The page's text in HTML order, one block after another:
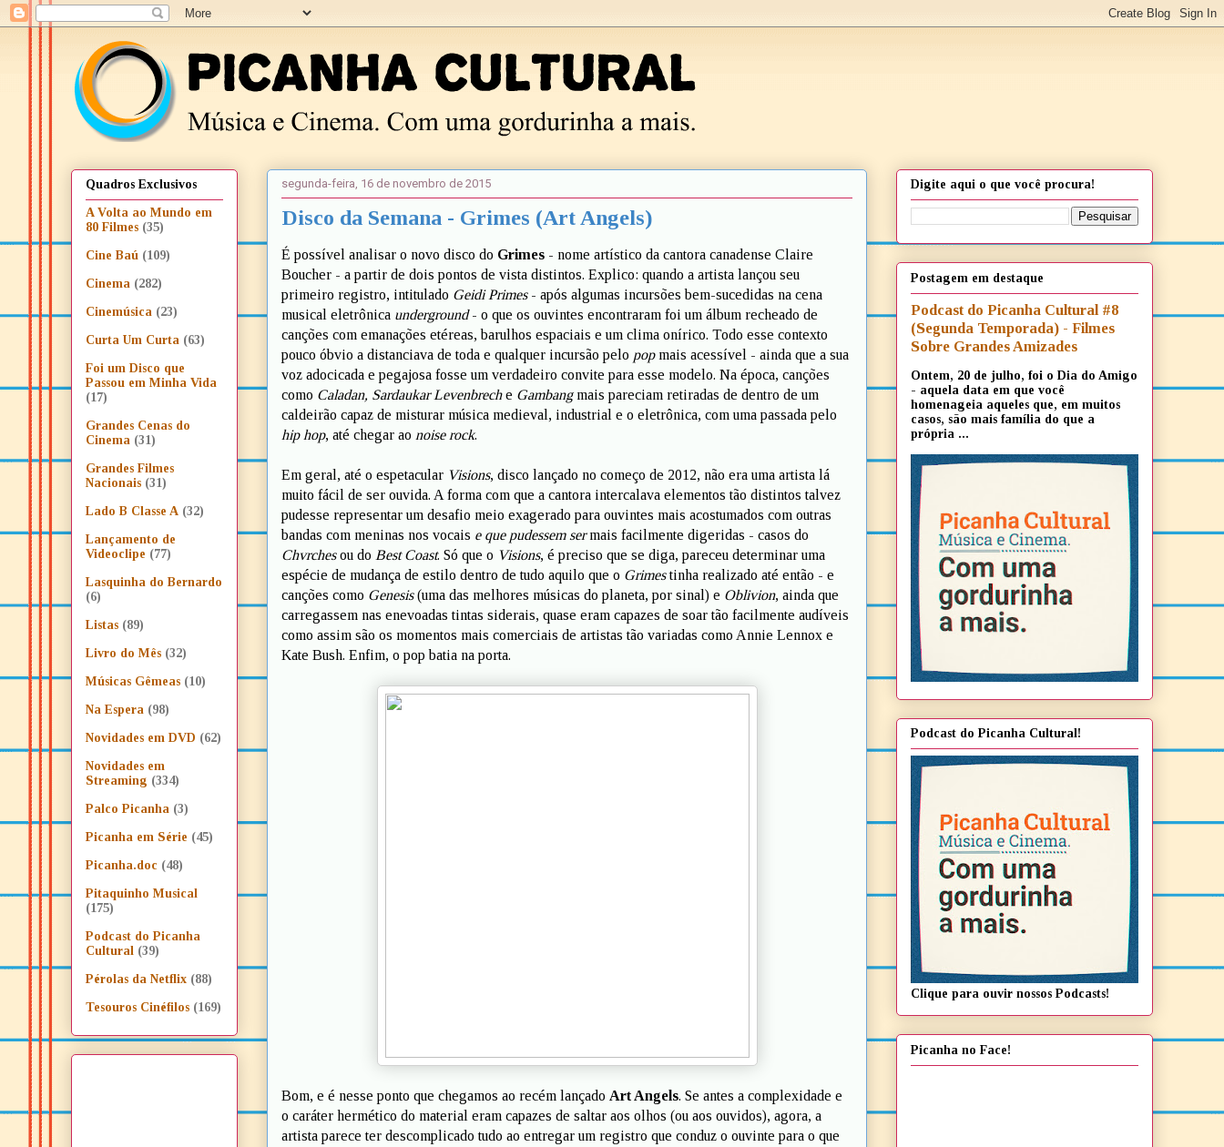
segunda-feira, 16 de novembro de 2015
Disco da Semana - Grimes (Art Angels)
É possível analisar o novo disco do Grimes - nome artístico da cantora canadense Claire
Boucher - a partir de dois pontos de vista distintos. Explico: quando a artista lançou seu
primeiro registro, intitulado Geidi Primes- após algumas incursões bem-sucedidas na cena
musical eletrônica underground- o que os ouvintes encontraram foi um álbum recheado de
canções com emanações etéreas, barulhos espaciais e um clima onírico. Todo esse contexto
pouco óbvio a distanciava de toda e qualquer incursão pelo popmais acessível - ainda que a sua
voz adocicada e pegajosa fosse um verdadeiro convite para esse modelo. Na época, canções
como Caladan, Sardaukar Levenbreche Gambangmais pareciam retiradas de dentro de um
caldeirão capaz de misturar música medieval, industrial e o eletrônica, com uma passada pelo
hip hop, até chegar ao noise rock.
Em geral, até o espetacular Visions, disco lançado no começo de 2012, não era uma artista lá
muito fácil de ser ouvida. A forma com que a cantora intercalava elementos tão distintos talvez
pudesse representar um desafio meio exagerado para ouvintes mais acostumados com outras
bandas com meninas nos vocais e que pudessem sermais facilmente digeridas - casos do
Chvrchesou do Best Coast. Só que o Visions, é preciso que se diga, pareceu determinar uma
espécie de mudança de estilo dentro de tudo aquilo que o Grimestinha realizado até então - e
canções como Genesis(uma das melhores músicas do planeta, por sinal) e Oblivion, ainda que
carregassem nas enevoadas tintas siderais, quase eram capazes de soar tão facilmente audíveis
como assim são os momentos mais comerciais de artistas tão variadas como Annie Lennox e
Kate Bush. Enfim, o pop batia na porta.
Bom, e é nesse ponto que chegamos ao recém lançado Art Angels. Se antes a complexidade e
o caráter hermético do material eram capazes de saltar aos olhos (ou aos ouvidos), agora, a
artista parece ter descomplicado tudo ao entregar um registro que conduz o ouvinte para o que
Quadros Exclusivos
A Volta ao Mundo em
80 Filmes (35)
Cine Baú (109)
Cinema (282)
Cinemúsica (23)
Curta Um Curta (63)
Foi um Disco que
Passou em Minha Vida
(17)
Grandes Cenas do
Cinema (31)
Grandes Filmes
Nacionais (31)
Lado B Classe A (32)
Lançamento de
Videoclipe (77)
Lasquinha do Bernardo
(6)
Listas (89)
Livro do Mês (32)
Músicas Gêmeas (10)
Na Espera (98)
Novidades em DVD (62)
Novidades em
Streaming (334)
Palco Picanha (3)
Picanha em Série (45)
Picanha.doc (48)
Pitaquinho Musical
(175)
Podcast do Picanha
Cultural (39)
Pérolas da Netflix (88)
Tesouros Cinéfilos (169)
Digite aqui o que você procura!
Postagem em destaque
Podcast do Picanha Cultural #8
(Segunda Temporada) - Filmes
Sobre Grandes Amizades
Ontem, 20 de julho, foi o Dia do Amigo
- aquela data em que você
homenageia aqueles que, em muitos
casos, são mais família do que a
própria ...
Podcast do Picanha Cultural!
Clique para ouvir nossos Podcasts!
Picanha no Face!